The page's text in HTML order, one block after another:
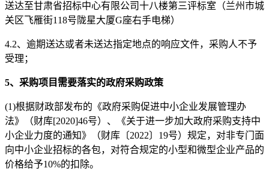
送达至甘肃省招标中心有限公司十八楼第三评标室 （兰州市城
关区飞雁街118号陇星大厦G座右手电梯）
4.2、 逾期送达或者未送达指定地点的响应文件，采购人不予
受理；
5、采购项目需要落实的政府采购政策
(1)根据财政部发布的 《政府采购促进中小企业发展管理办
法》（财库[2020]46号）、
《关于进一步加大政府采购支持中
小企业力度的通知》
（财库〔2022〕19号） 规定，对非专门面
向中小企业招标的各包，对符合规定的小型和微型企业产品的
价格给予10%的扣除。